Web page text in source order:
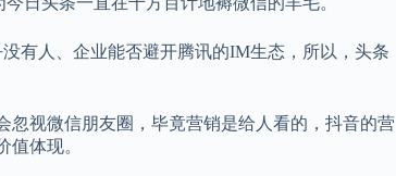
有人、企业能否避开腾讯的IM生态，所以，头条
视微信朋友圈，毕竟营销是给人看的，抖音的营
体现。